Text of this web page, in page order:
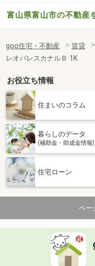
富山県富山市の不動産
goo住宅・不動産 賃貸
レオパレスカナルＢ 1K
お役立ち情報
住まいのコラム
暮らしのデータ
(補助金・助成金情報)
住宅ローン
ペー